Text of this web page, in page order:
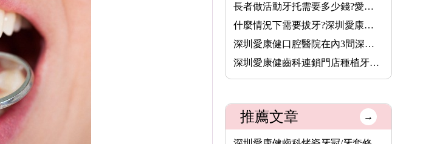
長者做活動牙托需要多少錢?愛康健齒科格萊美吸附性義齒價格(半口···
什麼情況下需要拔牙?深圳愛康健齒科拔牙價錢收費價目表2025
深圳愛康健口腔醫院在內3間深圳醫療機構,8月14日起可用香港長者醫···
深圳愛康健齒科連鎖門店種植牙價格表2026|愛康健進口植牙3680元起···
推薦文章 →